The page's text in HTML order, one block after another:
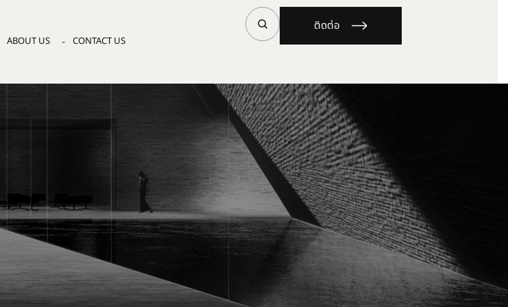
ABOUT US CONTACT US
ติดต่อ